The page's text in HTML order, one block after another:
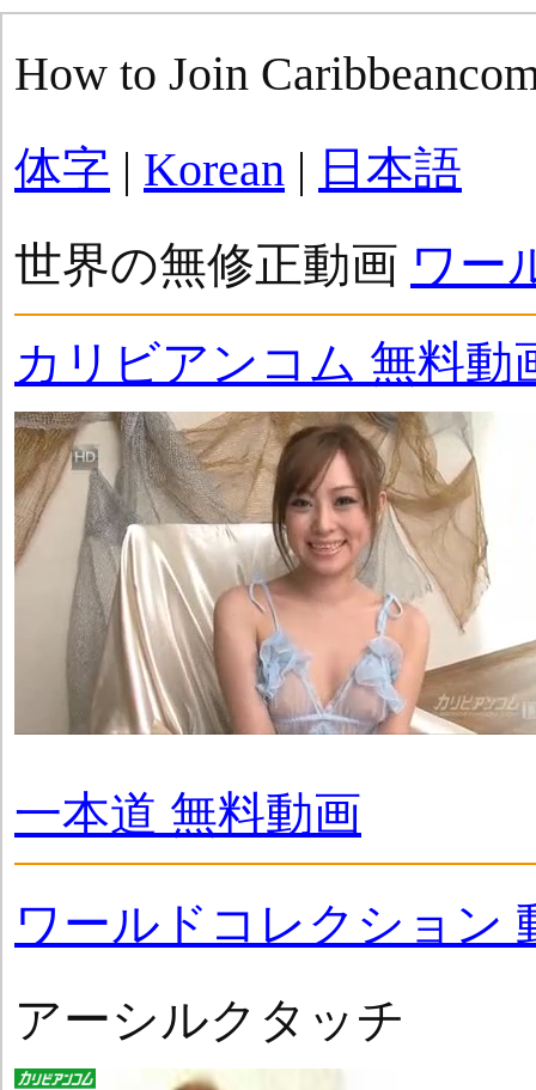
How to Join
体字 | Korean | 日本語
世界の無修正動画 ワー
カリビアンコム 無料動
一本道 無料動画
ワールドコレクション
アーシルクタッチ